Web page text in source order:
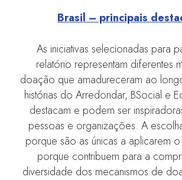
Brasil – principais
As iniciativas selecionadas para
relatório representam diferentes
doação que amadureceram ao
histórias do Arredondar, BSocial e
destacam e podem ser
pessoas e organizações. A
porque são as únicas a aplicarem
porque contribuem para a
diversidade dos mecanismos de